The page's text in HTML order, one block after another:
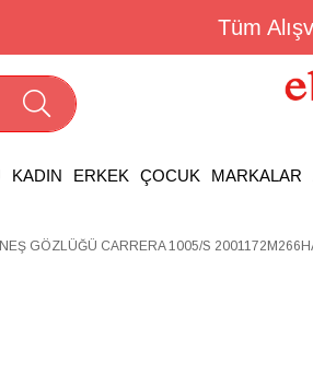
Tüm
KADIN ERKEK ÇOCUK MARKALAR
GÖZLÜĞÜ CARRERA 1005/S